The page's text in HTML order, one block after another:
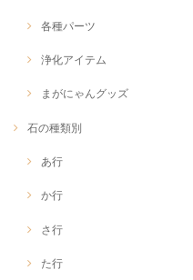
各種パーツ
浄化アイテム
まがにゃんグッズ
石の種類別
あ行
か行
さ行
た行